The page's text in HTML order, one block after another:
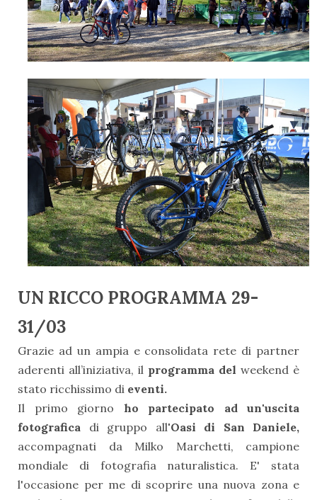
UN RICCO PROGRAMMA 29-
31/03
Grazie ad un ampia e consolidata rete di partner
aderenti all’iniziativa, il programma del weekend è
stato ricchissimo di eventi.
Il primo giorno ho partecipato ad un'uscita
fotografica di gruppo all'Oasi di San Daniele,
accompagnati da Milko Marchetti, campione
mondiale di fotografia naturalistica. E' stata
l'occasione per me di scoprire una nuova zona e